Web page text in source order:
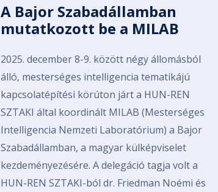
A Bajor Szabadállamban
mutatkozott be a MILAB
2025. december 8-9. között négy állomásból
álló, mesterséges intelligencia tematikájú
kapcsolatépítési körúton járt a HUN-REN
SZTAKI által koordinált MILAB (Mesterséges
Intelligencia Nemzeti Laboratórium) a Bajor
Szabadállamban, a magyar külképviselet
kezdeményezésére. A delegáció tagja volt a
HUN-REN SZTAKI-ból dr. Friedman Noémi és